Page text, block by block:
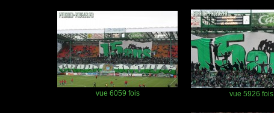
vue 6059 fois vue 5926 fois